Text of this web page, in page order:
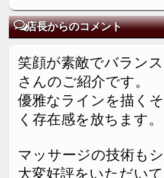
店長からのコメント
笑顔が素敵でバラン
さんのご紹介です。
優雅なラインを描く
く存在感を放ちます。
マッサージの技術も
大変好評をいただい